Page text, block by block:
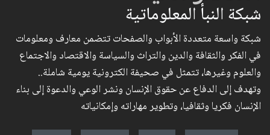
شبكة النبأ المعلوماتية
شبكة واسعة متعددة الأبواب والصفحات تتضمن معارف ومعلومات
في الفكر والثقافة والدين والتراث والسياسة والاقتصاد والاجتماع
والعلوم وغيرها، تتمثل في صحيفة الكترونية يومية شاملة..
وتهدف إلى الدفاع عن حقوق الإنسان ونشر الوعي والدعوة إلى بناء
الإنسان فكريا وثقافيا، وتطوير مهاراته وإمكانياته